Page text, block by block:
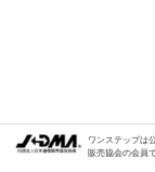
ワンステップは
販売協会の会員で